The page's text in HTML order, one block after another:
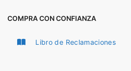
COMPRA CON CONFIANZA
Libro de Reclamaciones